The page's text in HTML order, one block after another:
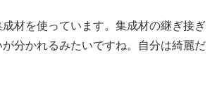
材を使っています。集成材の継ぎ接ぎ
分かれるみたいですね。自分は綺麗だ